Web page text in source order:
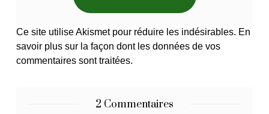
Ce site utilise Akismet pour réduire les indésirables. En
savoir plus sur la façon dont les données de vos
commentaires sont traitées.
2 Commentaires